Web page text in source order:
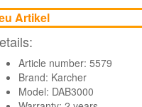
Artikel
Article number: 5579
Brand: Karcher
Model: DAB3000